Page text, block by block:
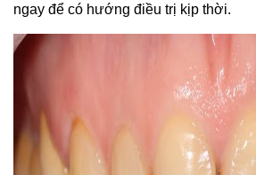
ngay để có hướng điều trị kịp thời.